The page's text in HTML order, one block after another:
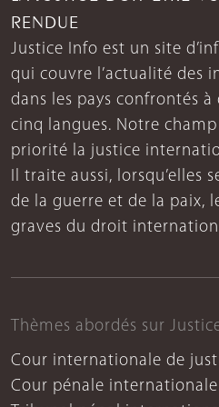
RENDUE
Justice Info est un site
qui couvre l’actualité des
dans les pays confrontés à
cinq langues. Notre
priorité la justice
Il traite aussi, lorsqu’elles
de la guerre et de la paix,
graves du droit
Thèmes abordés sur
Cour internationale de
Cour pénale internationale